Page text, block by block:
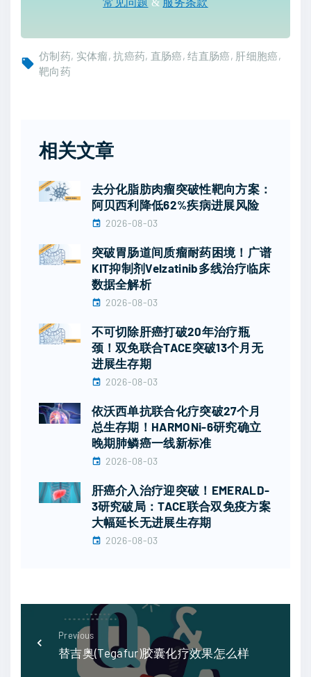
常见问题 & 服务条款
仿制药 实体瘤 抗癌药 直肠癌 结直肠癌
肝细胞癌
靶向药
相关文章
去分化脂肪肉瘤突破性靶向方案：
阿贝西利降低62%疾病进展风险
2026-08-03
突破胃肠道间质瘤耐药困境！广谱
KIT抑制剂Velzatinib多线治疗临床
数据全解析
2026-08-03
不可切除肝癌打破20年治疗瓶
颈！双免联合TACE突破13个月无
进展生存期
2026-08-03
依沃西单抗联合化疗突破27个月
总生存期！HARMONi-6研究确立
晚期肺鳞癌一线新标准
2026-08-03
肝癌介入治疗迎突破！EMERALD-
3研究破局：TACE联合双免疫方案
大幅延长无进展生存期
2026-08-03
Previous
替吉奥(Tegafur)胶囊化疗效果怎么样